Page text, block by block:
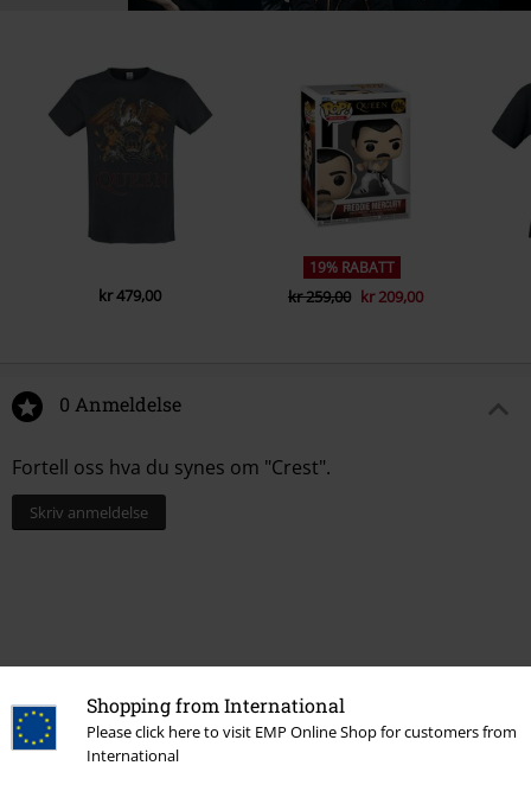
Shopping from International
Please click here to visit EMP Online Shop for customers from
International
kr 479,00
19% RABATT
kr 259,00 kr 209,00
0 Anmeldelse
Fortell oss hva du synes om "Crest".
Skriv anmeldelse